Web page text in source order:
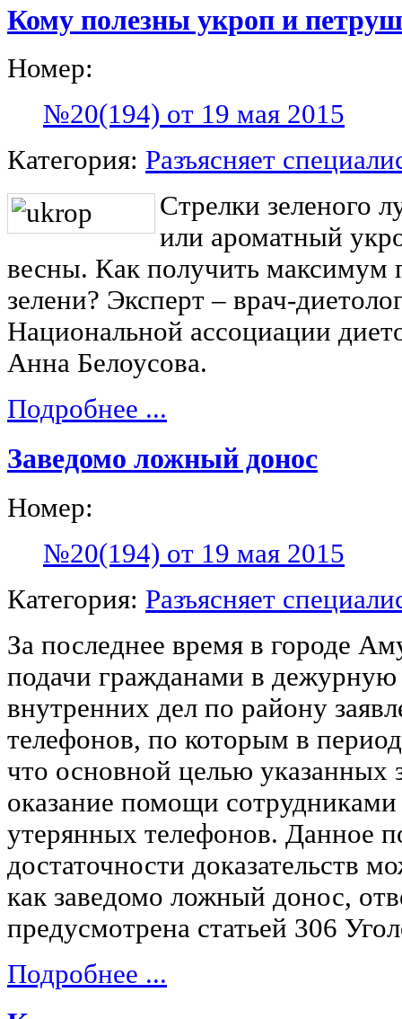
Кому полезны укроп и
Номер:
№20(194) от 19 мая 2015
Категория: Разъясняет
Стрелки зеленого
или ароматный
весны. Как получить максимум
зелени? Эксперт – врач-
Национальной ассоциации
Анна Белоусова.
Подробнее ...
Заведомо ложный донос
Номер:
№20(194) от 19 мая 2015
Категория: Разъясняет
За последнее время в городе
подачи гражданами в дежурную
внутренних дел по району
телефонов, по которым в
что основной целью указанных
оказание помощи
утерянных телефонов. Данное
достаточности доказательств
как заведомо ложный донос,
предусмотрена статьей 306
Подробнее ...